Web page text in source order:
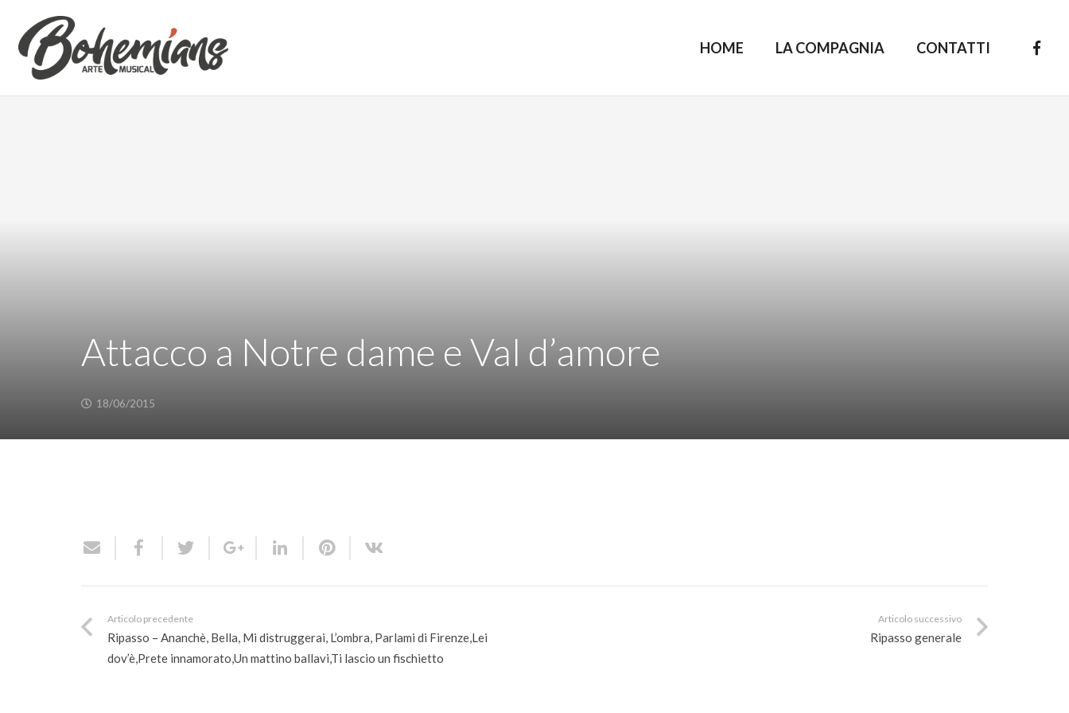
HOME LA COMPAGNIA CONTATTI
Attacco a Notre dame e Val d’amore
18/06/2015
Articolo precedente
Ripasso – Ananchè, Bella, Mi distruggerai, L’ombra, Parlami di Firenze,Lei
dov’è,Prete innamorato,Un mattino ballavi,Ti lascio un fischietto
Articolo successivo
Ripasso generale